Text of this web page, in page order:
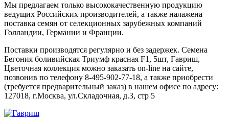
Мы предлагаем только высококачественную продукцию
ведущих Российских производителей, а также налажена
поставка семян от селекционных зарубежных компаний
Голландии, Германии и Франции.
Поставки производятся регулярно и без задержек. Семена
Бегония боливийская Триумф красная F1, 5шт, Гавриш,
Цветочная коллекция можно заказать on-line на сайте,
позвонив по телефону 8-495-902-77-18, а также приобрести
(требуется предварительный заказ) в нашем офисе по адресу:
127018, г.Москва, ул.Складочная, д.3, стр 5